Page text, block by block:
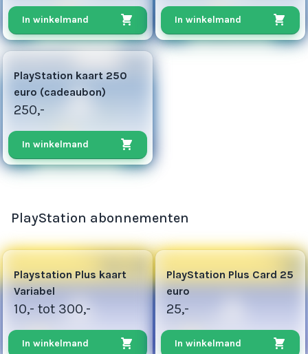
In winkelmand In winkelmand
625
PlayStation kaart 250
euro (cadeaubon)
250,-
In winkelmand
PlayStation abonnementen
5
Playstation Plus kaart
Variabel
10,- tot 300,-
In winkelmand
13
PlayStation Plus Card 25
euro
25,-
In winkelmand